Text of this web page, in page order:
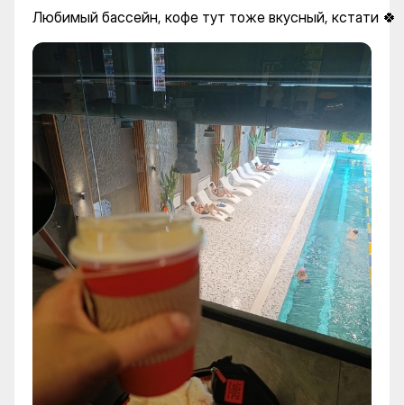
Любимый бассейн, кофе тут тоже вкусный, кстати 🍀